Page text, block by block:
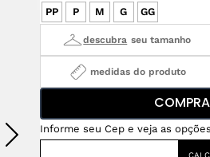
PP P M G GG
medidas do produto